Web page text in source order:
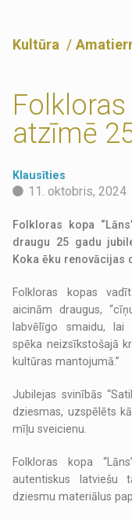
Kultūra
Folkloras
atzīmē
Klausīties
11. oktobris, 2024
Folkloras kopa
draugu 25 gadu
Koka ēku renovācijas
Folkloras kopas
aicinām draugus,
labvēlīgo smaidu, lai
spēka neizsīkstošajā
kultūras mantojumā.”
Jubilejas svinībās
dziesmas, uzspēlēts
mīļu sveicienu.
Folkloras kopa
autentiskus latviešu
dziesmu materiālus